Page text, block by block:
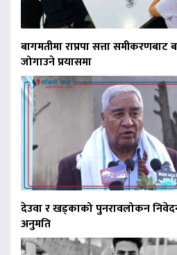
बागमतीमा राप्रपा सत्ता समीकरणबाट
जोगाउने प्रयासमा
देउवा र खड्काको पुनरावलोकन
अनुमति